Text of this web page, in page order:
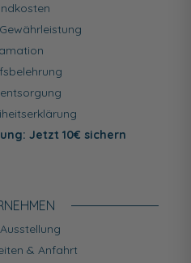
Jetzt 10€ sichern
& Anfahrt